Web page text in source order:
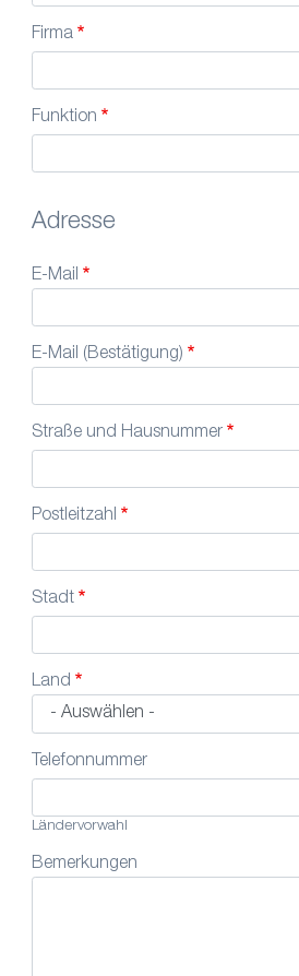
Firma
Funktion
Adresse
E-Mail
E-Mail (Bestätigung)
Straße und Hausnummer
Postleitzahl
Stadt
Land
Telefonnummer
Ländervorwahl
Bemerkungen